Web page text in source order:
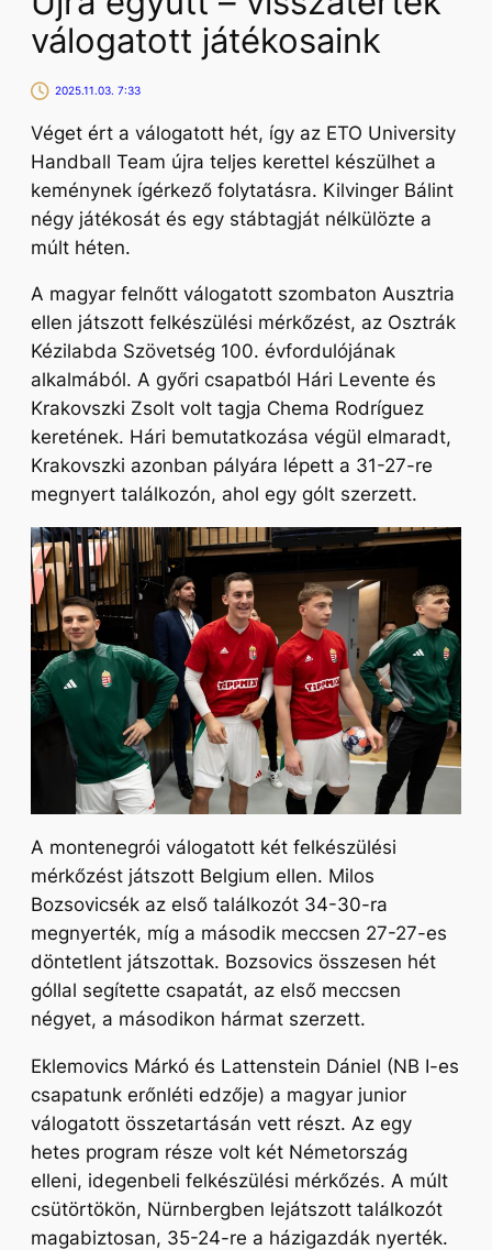
válogatott játékosaink
2025.11.03. 7:33
Véget ért a válogatott hét, így az ETO University
Handball Team újra teljes kerettel készülhet a
keménynek ígérkező folytatásra. Kilvinger Bálint
négy játékosát és egy stábtagját nélkülözte a
múlt héten.
A magyar felnőtt válogatott szombaton Ausztria
ellen játszott felkészülési mérkőzést, az Osztrák
Kézilabda Szövetség 100. évfordulójának
alkalmából. A győri csapatból Hári Levente és
Krakovszki Zsolt volt tagja Chema Rodríguez
keretének. Hári bemutatkozása végül elmaradt,
Krakovszki azonban pályára lépett a 31-27-re
megnyert találkozón, ahol egy gólt szerzett.
A montenegrói válogatott két felkészülési
mérkőzést játszott Belgium ellen. Milos
Bozsovicsék az első találkozót 34-30-ra
megnyerték, míg a második meccsen 27-27-es
döntetlent játszottak. Bozsovics összesen hét
góllal segítette csapatát, az első meccsen
négyet, a másodikon hármat szerzett.
Eklemovics Márkó és Lattenstein Dániel (NB I-es
csapatunk erőnléti edzője) a magyar junior
válogatott összetartásán vett részt. Az egy
hetes program része volt két Németország
elleni, idegenbeli felkészülési mérkőzés. A múlt
csütörtökön, Nürnbergben lejátszott találkozót
magabiztosan, 35-24-re a házigazdák nyerték.